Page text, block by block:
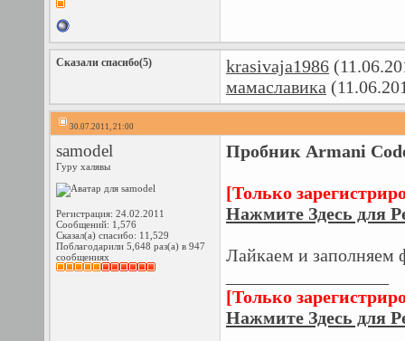
Сказали спасибо(5) krasivaja1986
мамаславика
30.07.2011, 21:00
samodel
Гуру халявы
Регистрация: 24.02.2011
Сообщений: 1,576
Сказал(а) спасибо: 11,529
Поблагодарили 5,648 раз(а) в 947
сообщениях
Пробник Armani
[Только
Нажмите Здесь для
Лайкаем и заполняем
[Только
Нажмите Здесь для